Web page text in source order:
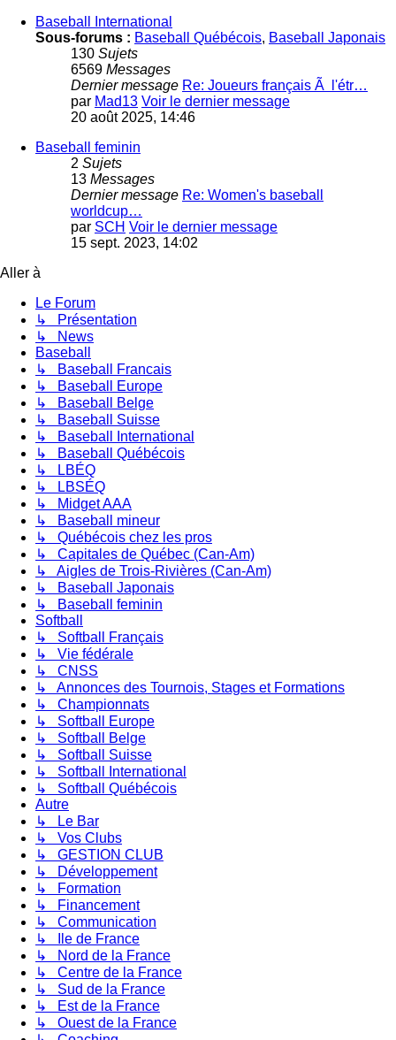
Baseball International
Sous-forums : Baseball Québécois, Baseball Japonais
130 Sujets
6569 Messages
Dernier message Re: Joueurs français Ã l'étr…
par Mad13 Voir le dernier message
20 août 2025, 14:46
Baseball feminin
2 Sujets
13 Messages
Dernier message Re: Women's baseball
worldcup…
par SCH Voir le dernier message
15 sept. 2023, 14:02
Aller à
Le Forum
↳ Présentation
↳ News
Baseball
↳ Baseball Francais
↳ Baseball Europe
↳ Baseball Belge
↳ Baseball Suisse
↳ Baseball International
↳ Baseball Québécois
↳ LBÉQ
↳ LBSÉQ
↳ Midget AAA
↳ Baseball mineur
↳ Québécois chez les pros
↳ Capitales de Québec (Can-Am)
↳ Aigles de Trois-Rivières (Can-Am)
↳ Baseball Japonais
↳ Baseball feminin
Softball
↳ Softball Français
↳ Vie fédérale
↳ CNSS
↳ Annonces des Tournois, Stages et Formations
↳ Championnats
↳ Softball Europe
↳ Softball Belge
↳ Softball Suisse
↳ Softball International
↳ Softball Québécois
Autre
↳ Le Bar
↳ Vos Clubs
↳ GESTION CLUB
↳ Développement
↳ Formation
↳ Financement
↳ Communication
↳ Ile de France
↳ Nord de la France
↳ Centre de la France
↳ Sud de la France
↳ Est de la France
↳ Ouest de la France